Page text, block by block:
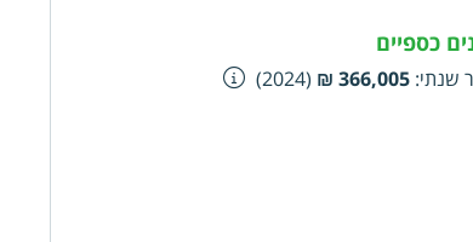
כספיים
שנתי:
366,005 ₪
(2024)